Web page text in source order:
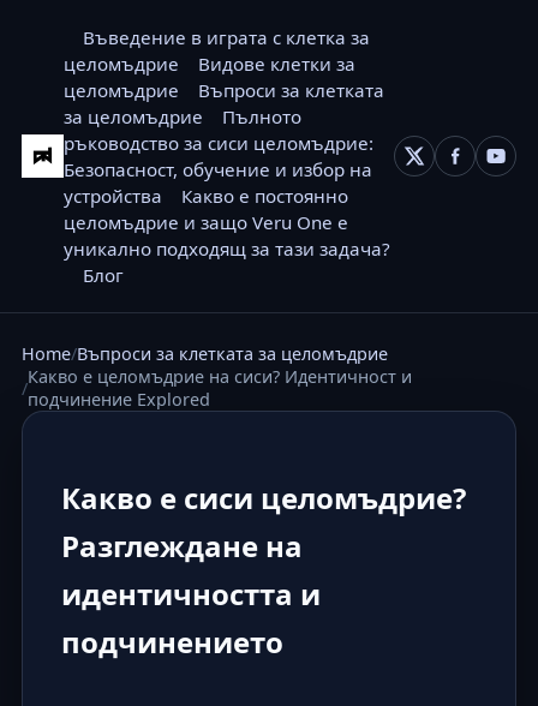
Въведение в играта с клетка за
целомъдрие
Видове клетки за
целомъдрие
Въпроси за клетката
за целомъдрие
Пълното
ръководство за сиси целомъдрие:
Безопасност, обучение и избор на
устройства
Какво е постоянно
целомъдрие и защо Veru One е
уникално подходящ за тази задача?
Блог
Home Въпроси за клетката за целомъдрие
Какво е целомъдрие на сиси? Идентичност и
подчинение Explored
Какво е сиси целомъдрие?
Разглеждане на
идентичността и
подчинението